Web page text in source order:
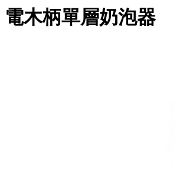
電木柄單層奶泡器